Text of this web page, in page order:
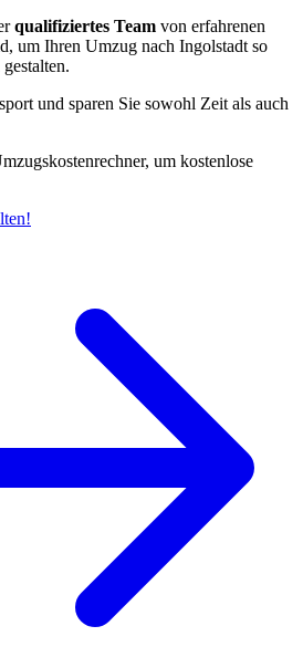
qualifiziertes Team von erfahrenen
um Ihren Umzug nach Ingolstadt so
und sparen Sie sowohl Zeit als auch
um kostenlose